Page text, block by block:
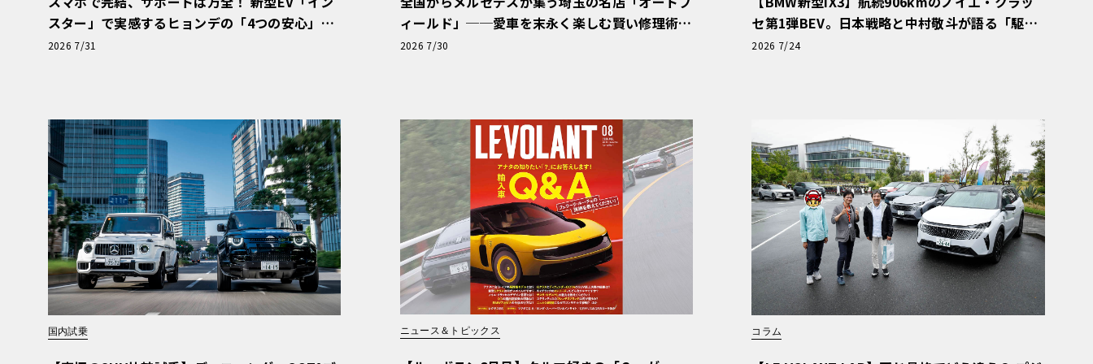
スター」で実感するヒョンデの「4つの安心」
【第1回・ヒョンデ6つの疑問：Why? Hyunda
2026 7/31
ィールド」──愛車を末永く楽しむ賢い修理術
と、プロがフックス製オイルを選ぶ理由〈PR〉
2026 7/30
セ第1弾BEV。日本戦略と中村敬斗が語る「駆け
ぬける歓び」
2026 7/24
国内試乗 ニュース＆トピックス コラム